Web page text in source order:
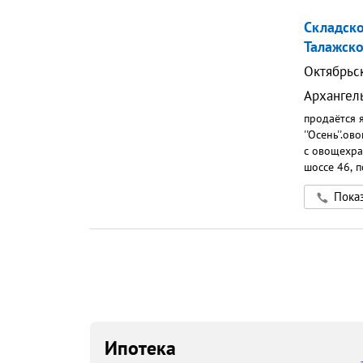
с
шоссе 46,
Ипотека